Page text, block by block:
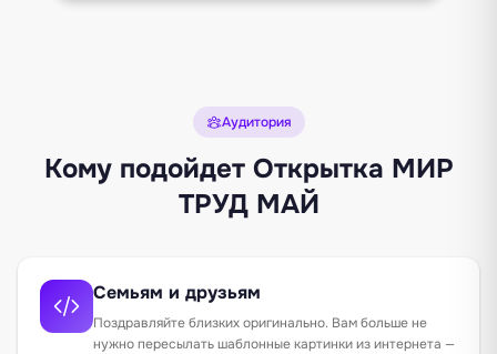
Аудитория
Кому подойдет Открытка МИР
ТРУД МАЙ
Семьям и друзьям
Поздравляйте близких оригинально. Вам больше не
нужно пересылать шаблонные картинки из интернета —